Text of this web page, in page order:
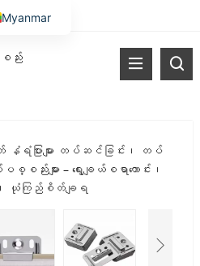
Myanmar
Malay
Indonesian
Bengali